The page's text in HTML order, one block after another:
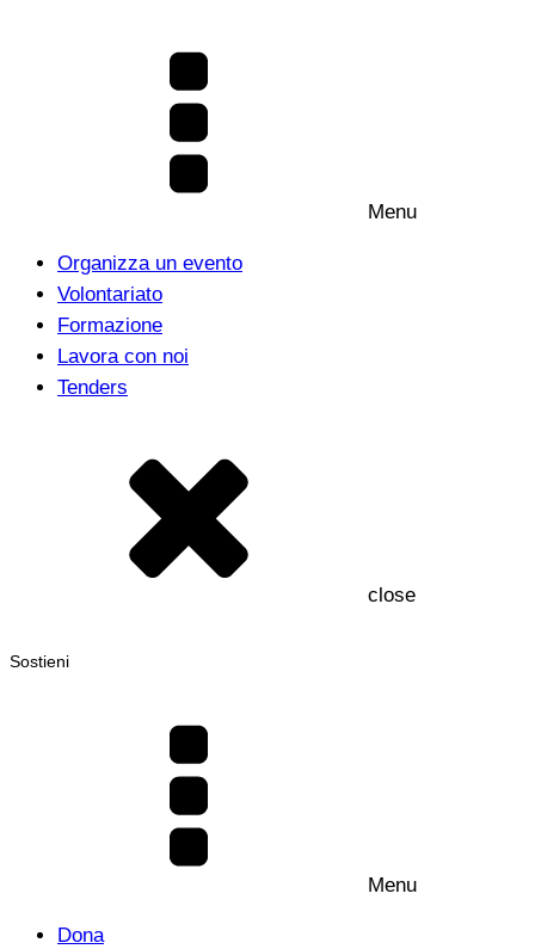
Menu
Organizza un evento
Volontariato
Formazione
Lavora con noi
Tenders
close
Sostieni
Menu
Dona